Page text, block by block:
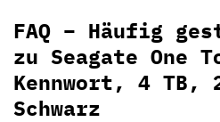
FAQ – Häufig
zu Seagate One
Kennwort, 4 TB,
Schwarz